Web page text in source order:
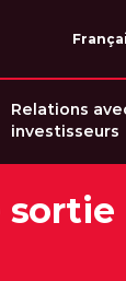
Relations
investisseurs
sortie